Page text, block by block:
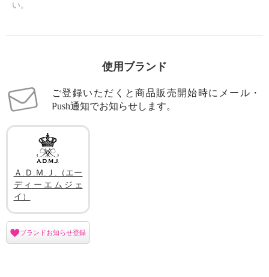
い。
使用ブランド
ご登録いただくと商品販売開始時にメール・
Push通知でお知らせします。
Ａ.Ｄ.Ｍ.Ｊ.（エー
ディーエムジェ
イ）
ブランドお知らせ登録